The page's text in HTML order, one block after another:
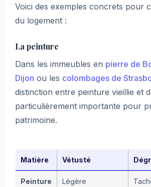
Voici des exemples concrets pour
du logement :
La peinture
Dans les immeubles en pierre de
Dijon ou les colombages de
distinction entre peinture vieillie et
particulièrement importante pour
patrimoine.
Matière Vétusté
Peinture
Légère